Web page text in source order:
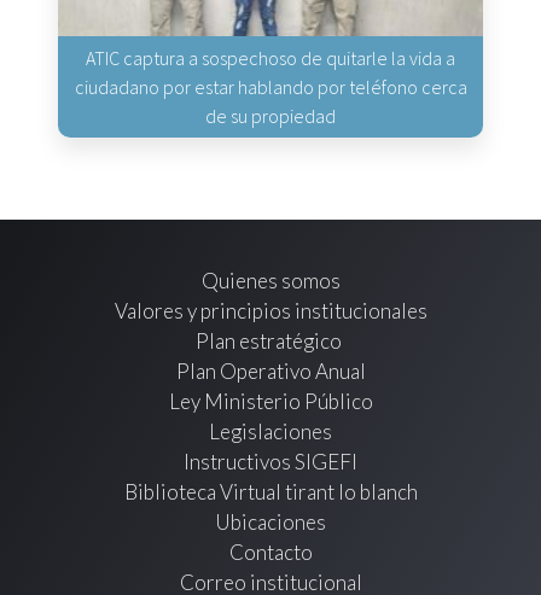
ATIC captura a sospechoso de quitarle la vida a
ciudadano por estar hablando por teléfono cerca
de su propiedad
Quienes somos
Valores y principios institucionales
Plan estratégico
Plan Operativo Anual
Ley Ministerio Público
Legislaciones
Instructivos SIGEFI
Biblioteca Virtual tirant lo blanch
Ubicaciones
Contacto
Correo institucional